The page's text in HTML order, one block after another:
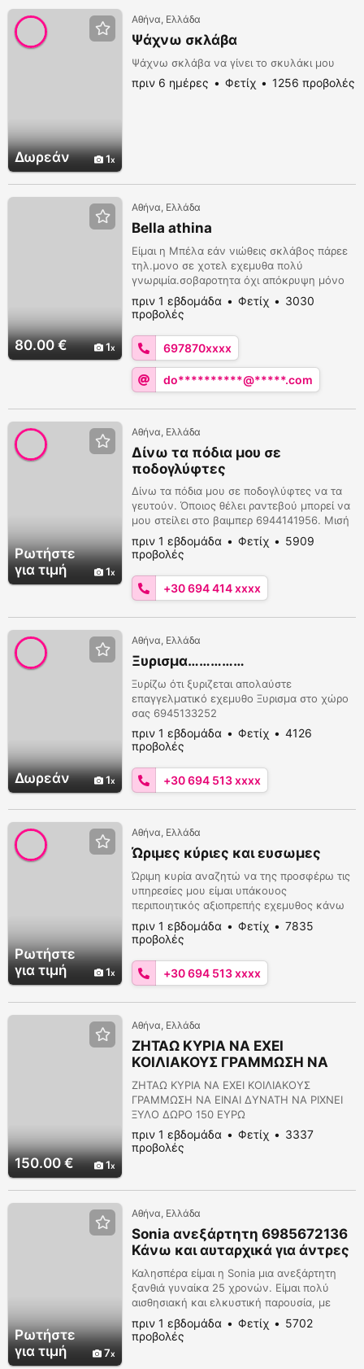
είμαι όσο κα...
Δωρεάν 1
Αθήνα, Ελλάδα
Ψάχνω σκλάβα
Ψάχνω σκλάβα να γίνει το σκυλάκι μου
πριν 6 ημέρες Φετίχ 1256 προβολές
80.00 € 1
Αθήνα, Ελλάδα
Bella athina
Είμαι η Μπέλα εάν νιώθεις σκλάβος πάρεε
τηλ.μονο σε χοτελ εχεμυθα πολύ
γνωριμία.σοβαροτητα όχι απόκρυψη μόνο
σε χοτελ ευχαριστώ
πριν 1 εβδομάδα Φετίχ
3030
προβολές
697870xxxx
do**********@*****.com
Ρωτήστε
για τιμή
1
Αθήνα, Ελλάδα
Δίνω τα πόδια μου σε
ποδογλύφτες
Δίνω τα πόδια μου σε ποδογλύφτες να τα
γευτούν. Όποιος θέλει ραντεβού μπορεί να
μου στείλει στο βαιμπερ 6944141956. Μισή
ώρα ποδολαγνεία 60€ Μια ώρα
ποδολαγνεία 120€
πριν 1 εβδομάδα Φετίχ
5909
προβολές
+30 694 414 xxxx
Δωρεάν 1
Αθήνα, Ελλάδα
Ξυρισμα……………
Ξυρίζω ότι ξυριζεται απολαύστε
επαγγελματικό εχεμυθο Ξυρισμα στο χώρο
σας 6945133252
πριν 1 εβδομάδα Φετίχ
4126
προβολές
+30 694 513 xxxx
Ρωτήστε
για τιμή
1
Αθήνα, Ελλάδα
Ώριμες κύριες και ευσωμες
Ώριμη κυρία αναζητώ να της προσφέρω τις
υπηρεσίες μου είμαι υπάκουος
περιποιητικός αξιοπρεπής εχεμυθος κάνω
τα πάντα ευχαριστω
πριν 1 εβδομάδα Φετίχ
7835
προβολές
+30 694 513 xxxx
150.00 € 1
Αθήνα, Ελλάδα
ΖΗΤΑΩ ΚΥΡΙΑ ΝΑ ΕΧΕΙ
ΚΟΙΛΙΑΚΟΥΣ ΓΡΑΜΜΩΣΗ ΝΑ
ΕΙΝΑΙ ΔΥΝΑΤΗ ΝΑ ΡΙΧΝΕΙ ΞΥΛΟ
ΔΩΡΟ 150Ε
ΖΗΤΑΩ ΚΥΡΙΑ ΝΑ ΕΧΕΙ ΚΟΙΛΙΑΚΟΥΣ
ΓΡΑΜΜΩΣΗ ΝΑ ΕΙΝΑΙ ΔΥΝΑΤΗ ΝΑ ΡΙΧΝΕΙ
ΞΥΛΟ ΔΩΡΟ 150 ΕΥΡΩ
πριν 1 εβδομάδα Φετίχ
3337
προβολές
Ρωτήστε
για τιμή
7
Αθήνα, Ελλάδα
Sonia ανεξάρτητη 6985672136
Κάνω και αυταρχικά για άντρες
που θέλουν και το κάτι άλλο...
Καλησπέρα είμαι η Sonia μια ανεξάρτητη
ξανθιά γυναίκα 25 χρονών. Είμαι πολύ
αισθησιακή και ελκυστική παρουσία, με
πολύ ωραίο πρόσωπο και φοβερό κορμί,
ξεχωρίζω πραγματικά από τις υπόλοιπες
κοπέλες. Ο κύριος στόχος μου είναι να
πριν 1 εβδομάδα Φετίχ
5702
προβολές